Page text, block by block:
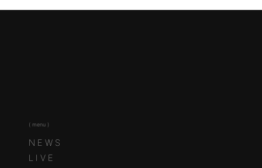
( menu )
NEWS
LIVE